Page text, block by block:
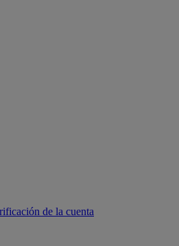
de la cuenta